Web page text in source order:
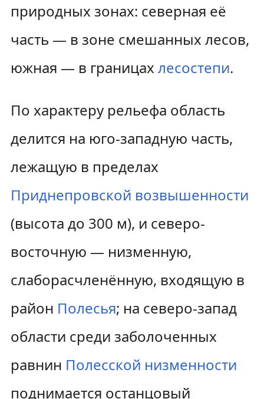
природных зонах: северная её
часть — в зоне смешанных лесов,
южная — в границах лесостепи.
По характеру рельефа область
делится на юго-западную часть,
лежащую в пределах
Приднепровской возвышенности
(высота до 300 м), и северо-
восточную — низменную,
слаборасчленённую, входящую в
район Полесья; на северо-запад
области среди заболоченных
равнин Полесской низменности
поднимается останцовый